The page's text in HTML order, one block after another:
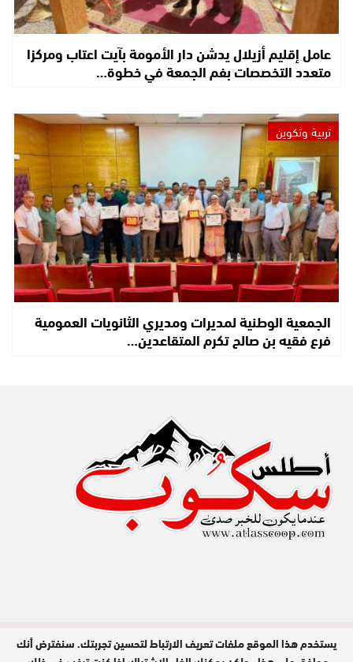
عامل إقليم أزيلال يدشن دار الأمومة بآيت اعتاب ومركزا
متعدد التخصصات بفم الجمعة في خطوة…
تربية وتكوين
الجمعية الوطنية لمديرات ومديري الثانويات العمومية
فرع فقيه بن صالح تكرم المتقاعدين…
مدير النشر : عبد الله عزي / جميع الحقوق
يستخدم هذا الموقع ملفات تعريف الارتباط لتحسين تجربتك. سنفترض أنك